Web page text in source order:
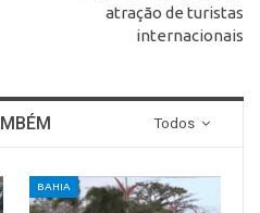
atração de turistas
internacionais
Todos
BAHIA